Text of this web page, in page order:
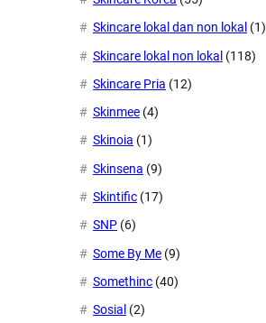
Skincare lokal dan non lokal (1)
Skincare lokal non lokal (118)
Skincare Pria (12)
Skinmee (4)
Skinoia (1)
Skinsena (9)
Skintific (17)
SNP (6)
Some By Me (9)
Somethinc (40)
Sosial (2)